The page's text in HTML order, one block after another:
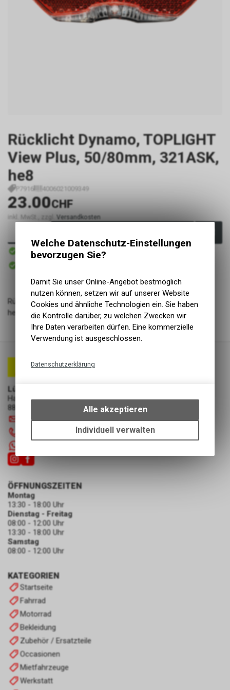
Rücklicht Dynamo, TOPLIGHT
View Plus, 50/80mm, 321ASK,
he8
P7916 4006021009349
23.00CHF
inkl. MwSt., zzgl. Versandkosten
Sofort verfügbar
Versand
Rücklicht Dynamo, TOPLIGHT View Plus, 50/80mm, 321ASK,
he8
Lüscher Motor- & Bike World
Hauptstrasse 29a
8867 Niederurnen
info@luscherag.ch
KATEGORIEN
Startseite
Fahrrad
Motorrad
Bekleidung
Zubehör / Ersatzteile
Occasionen
Mietfahrzeuge
Werkstatt
ÖFFNUNGSZEITEN
Montag
13:30 - 18:00 Uhr
Dienstag - Freitag
08:00 - 12:00 Uhr
13:30 - 18:00 Uhr
Samstag
08:00 - 12:00 Uhr
Welche Datenschutz-Einstellungen
bevorzugen Sie?
Damit Sie unser Online-Angebot bestmöglich
nutzen können, setzen wir auf unserer Website
Cookies und ähnliche Technologien ein. Sie haben
die Kontrolle darüber, zu welchen Zwecken wir
Ihre Daten verarbeiten dürfen. Eine kommerzielle
Verwendung ist ausgeschlossen.
Datenschutzerklärung
bestimmte Interaktionen und
Einstellungen auf Ihrem Gerät,
um die grundlegenden
Funktionen unseres Online-
Alle akzeptieren
Individuell verwalten